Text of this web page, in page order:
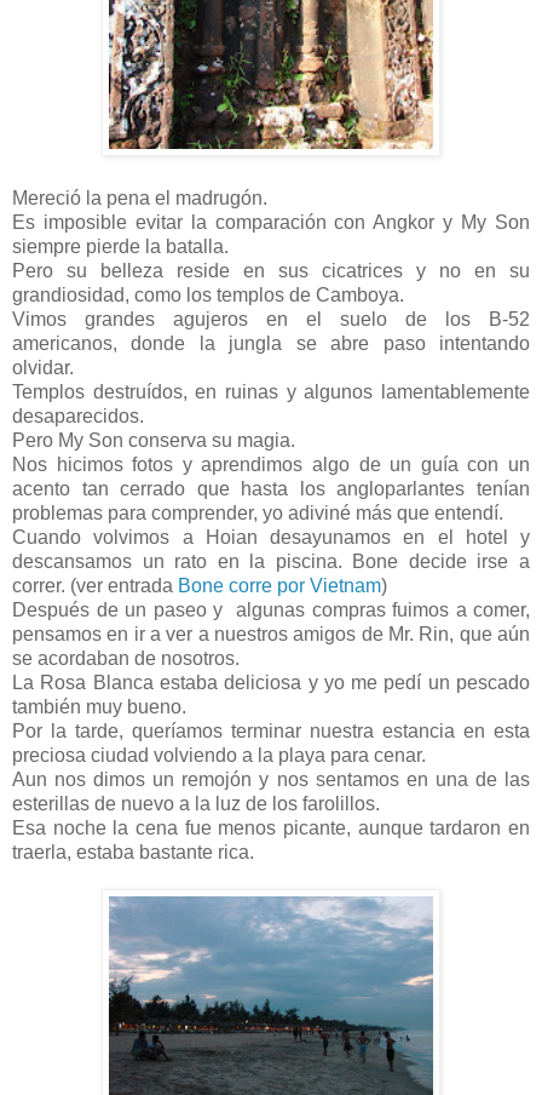
Mereció la pena el madrugón.
Es imposible evitar la comparación con Angkor y My Son
siempre pierde la batalla.
Pero su belleza reside en sus cicatrices y no en su
grandiosidad, como los templos de Camboya.
Vimos grandes agujeros en el suelo de los B-52
americanos, donde la jungla se abre paso intentando
olvidar.
Templos destruídos, en ruinas y algunos lamentablemente
desaparecidos.
Pero My Son conserva su magia.
Nos hicimos fotos y aprendimos algo de un guía con un
acento tan cerrado que hasta los angloparlantes tenían
problemas para comprender, yo adiviné más que entendí.
Cuando volvimos a Hoian desayunamos en el hotel y
descansamos un rato en la piscina. Bone decide irse a
correr. (ver entrada Bone corre por Vietnam)
Después de un paseo y algunas compras fuimos a comer,
pensamos en ir a ver a nuestros amigos de Mr. Rin, que aún
se acordaban de nosotros.
La Rosa Blanca estaba deliciosa y yo me pedí un pescado
también muy bueno.
Por la tarde, queríamos terminar nuestra estancia en esta
preciosa ciudad volviendo a la playa para cenar.
Aun nos dimos un remojón y nos sentamos en una de las
esterillas de nuevo a la luz de los farolillos.
Esa noche la cena fue menos picante, aunque tardaron en
traerla, estaba bastante rica.